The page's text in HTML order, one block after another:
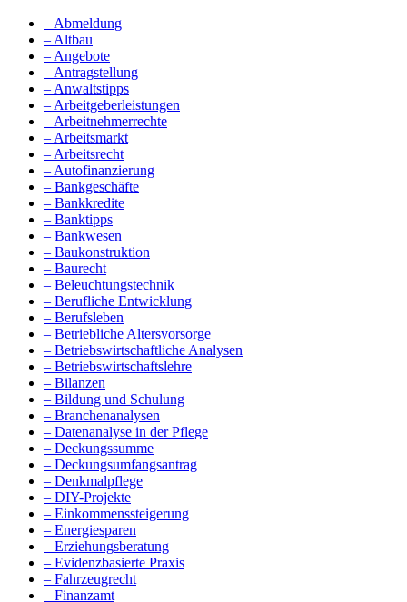
– Abmeldung
– Altbau
– Angebote
– Antragstellung
– Anwaltstipps
– Arbeitgeberleistungen
– Arbeitnehmerrechte
– Arbeitsmarkt
– Arbeitsrecht
– Autofinanzierung
– Bankgeschäfte
– Bankkredite
– Banktipps
– Bankwesen
– Baukonstruktion
– Baurecht
– Beleuchtungstechnik
– Berufliche Entwicklung
– Berufsleben
– Betriebliche Altersvorsorge
– Betriebswirtschaftliche Analysen
– Betriebswirtschaftslehre
– Bilanzen
– Bildung und Schulung
– Branchenanalysen
– Datenanalyse in der Pflege
– Deckungssumme
– Deckungsumfangsantrag
– Denkmalpflege
– DIY-Projekte
– Einkommenssteigerung
– Energiesparen
– Erziehungsberatung
– Evidenzbasierte Praxis
– Fahrzeugrecht
– Finanzamt